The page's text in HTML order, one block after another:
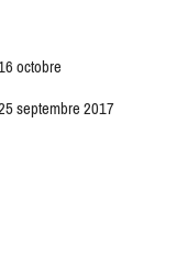
octobre
septembre 2017